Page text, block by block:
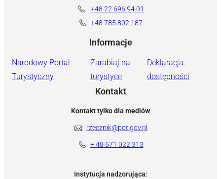
+48 22 696 94 01
+48 785 802 187
Informacje
Narodowy Portal
Turystyczny
Zarabiaj na
turystyce
Deklaracja
dostępności
Kontakt
Kontakt tylko dla mediów
rzecznik@pot.gov.pl
+ 48 571 022 313
Instytucja nadzorująca: